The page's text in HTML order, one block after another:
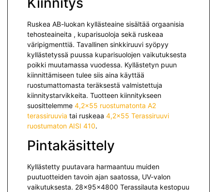
Ruskea AB-luokan kyllästeaine sisältää orgaanisia
tehosteaineita , kuparisuoloja sekä ruskeaa
väripigmenttiä. Tavallinen sinkkiruuvi syöpyy
kyllästetyssä puussa kuparisuolojen vaikutuksesta
poikki muutamassa vuodessa. Kyllästetyn puun
kiinnittämiseen tulee siis aina käyttää
ruostumattomasta teräksestä valmistettuja
kiinnitystarvikkeita. Tuotteen kiinnitykseen
suosittelemme 4,2×55 ruostumatonta A2
terassiruuvia tai ruskeaa 4,2×55 Terassiruuvi
ruostumaton AISI 410.
Pintakäsittely
Kyllästetty puutavara harmaantuu muiden
puutuotteiden tavoin ajan saatossa, UV-valon
vaikutuksesta. 28x95x4800 Terassilauta kestopuu